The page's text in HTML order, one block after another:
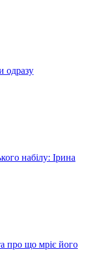
одразу
набілу: Ірина
про що мріє його